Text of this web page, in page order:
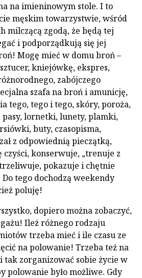
na imieninowym stole. I to
męskim towarzystwie, wśród
milczącą zgodą, że będą tej
i podporządkują się jej
Mogę mieć w domu broń –
kniejówkę, ekspres,
zabójczego
szafa na broń i amunicję,
tego, tego i tego, skóry, poroża,
pasy, lornetki, lunety, plamki,
buty, czasopisma,
z odpowiednią pieczątką,
czyści, konserwuje, „trenuje z
pokazuje i chętnie
tego dochodzą weekendy
poluję!
dopiero można zobaczyć,
Ileż różnego rodzaju
trzeba mieć i ile czasu ze
na polowanie! Trzeba też na
tak zorganizować sobie życie w
polowanie było możliwe. Gdy